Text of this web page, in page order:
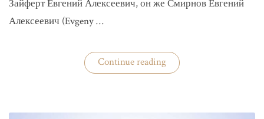
Зайферт Евгений Алексеевич, он же Смирнов Евгений
Алексеевич (Evgeny …
Continue reading«Зайферт
Евгений
федерации